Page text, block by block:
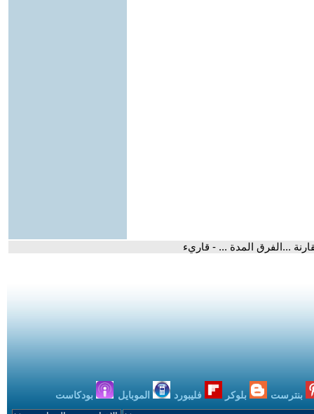
...الفرق المدة ... - قاريء
بنترست بلوكر فليبورد الموبايل بودكاست